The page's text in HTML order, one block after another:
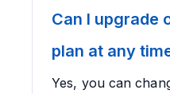
Can I upgrade
plan at any
Yes, you can